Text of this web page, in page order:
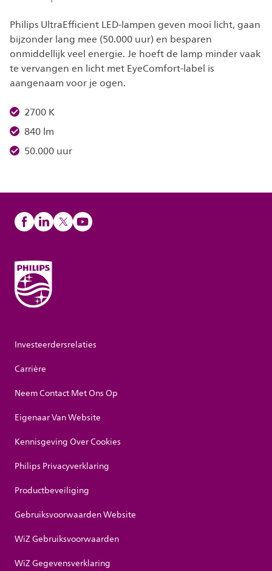
Philips UltraEfficient LED-lampen geven mooi licht, gaan
bijzonder lang mee (50.000 uur) en besparen
onmiddellijk veel energie. Je hoeft de lamp minder vaak
te vervangen en licht met EyeComfort-label is
aangenaam voor je ogen.
2700 K
840 lm
50.000 uur
Investeerdersrelaties
Carrière
Neem Contact Met Ons Op
Eigenaar Van Website
Kennisgeving Over Cookies
Philips Privacyverklaring
Productbeveiliging
Gebruiksvoorwaarden Website
WiZ Gebruiksvoorwaarden
WiZ Gegevensverklaring